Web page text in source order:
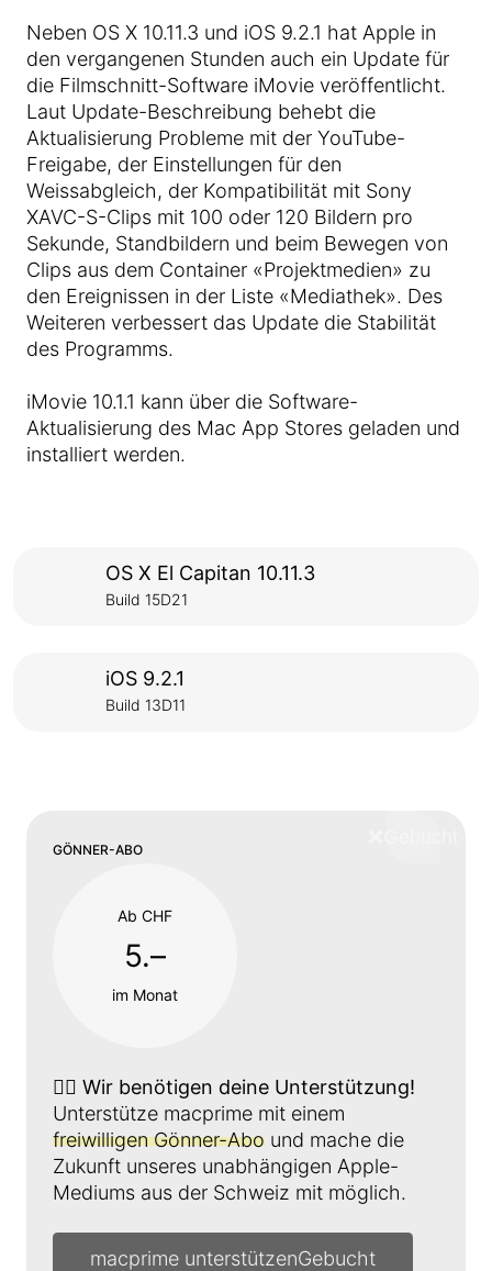
Neben OS X 10.11.3 und iOS 9.2.1 hat Apple in
den vergangenen Stunden auch ein Update für
die Filmschnitt-Software iMovie veröffentlicht.
Laut Update-Beschreibung behebt die
Aktualisierung Probleme mit der YouTube-
Freigabe, der Einstellungen für den
Weissabgleich, der Kompatibilität mit Sony
XAVC-S-Clips mit 100 oder 120 Bildern pro
Sekunde, Standbildern und beim Bewegen von
Clips aus dem Container «Projektmedien» zu
den Ereignissen in der Liste «Mediathek». Des
Weiteren verbessert das Update die Stabilität
des Programms.
iMovie 10.1.1 kann über die Software-
Aktualisierung des Mac App Stores geladen und
installiert werden.
OS X El Capitan 10.11.3
Build 15D21
iOS 9.2.1
Build 13D11
GÖNNER-ABO
Ab CHF
5.–
im Monat
👉🏼 Wir benötigen deine Unterstützung!
Unterstütze macprime mit einem
freiwilligen Gönner-Abo und mache die
Zukunft unseres unabhängigen Apple-
Mediums aus der Schweiz mit möglich.
macprime unterstützen